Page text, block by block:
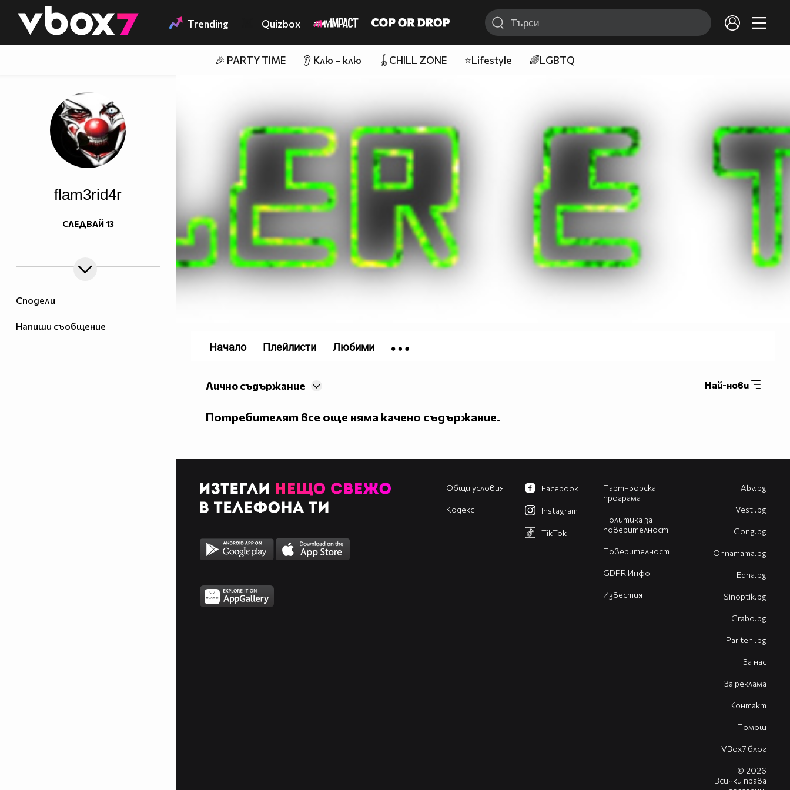
👾 Trending Quizbox
🎉 PARTY TIME 👂 Клю – клю 🪀CHILL ZONE ⭐Lifestyle 🌈LGBTQ
Сподели
Напиши съобщение
flam3rid4r
СЛЕДВАЙ 13
Най-нови
Лично съдържание
Потребителят все още няма качено съдържание.
Начало Плейлисти Любими
Общи условия
Кодекс
Партньорска
програма
Политика за
поверителност
Поверителност
GDPR Инфо
Известия
Facebook
Instagram
TikTok
Abv.bg
Vesti.bg
Gong.bg
Оhnamama.bg
Edna.bg
Sinoptik.bg
Grabo.bg
Pariteni.bg
За нас
За реклама
Контакт
Помощ
VBox7 блог
© 2026
Всички права